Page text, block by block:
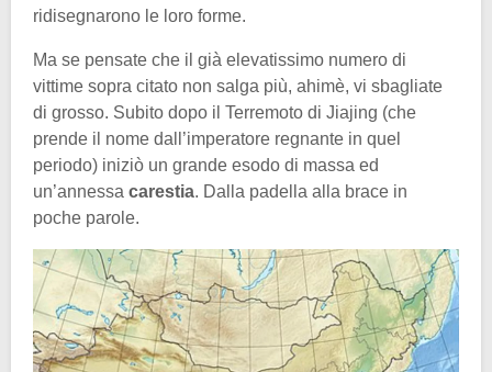
ridisegnarono le loro forme.
Ma se pensate che il già elevatissimo numero di
vittime sopra citato non salga più, ahimè, vi sbagliate
di grosso. Subito dopo il Terremoto di Jiajing (che
prende il nome dall’imperatore regnante in quel
periodo) iniziò un grande esodo di massa ed
un’annessa carestia. Dalla padella alla brace in
poche parole.